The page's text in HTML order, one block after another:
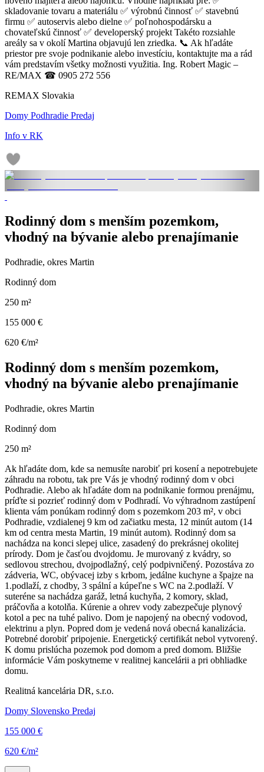
skladovanie tovaru a materiálu ✅ výrobnú činnosť ✅ stavebnú
firmu ✅ autoservis alebo dielne ✅ poľnohospodársku a
chovateľskú činnosť ✅ developerský projekt Takéto rozsiahle
areály sa v okolí Martina objavujú len zriedka. 📞 Ak hľadáte
priestor pre svoje podnikanie alebo investíciu, kontaktujte ma a rád
vám predstavím všetky možnosti využitia. Ing. Robert Magic –
RE/MAX ☎ 0905 272 556
REMAX Slovakia
Domy Podhradie Predaj
Info v RK
Rodinný dom s menším pozemkom,
vhodný na bývanie alebo prenajímanie
Podhradie, okres Martin
Rodinný dom
250 m²
155 000 €
620 €/m²
Rodinný dom s menším pozemkom,
vhodný na bývanie alebo prenajímanie
Podhradie, okres Martin
Rodinný dom
250 m²
Ak hľadáte dom, kde sa nemusíte narobiť pri kosení a nepotrebujete
záhradu na robotu, tak pre Vás je vhodný rodinný dom v obci
Podhradie. Alebo ak hľadáte dom na podnikanie formou prenájmu,
príďte si pozrieť rodinný dom v Podhradí. Vo výhradnom zastúpení
klienta vám ponúkam rodinný dom s pozemkom 203 m², v obci
Podhradie, vzdialenej 9 km od začiatku mesta, 12 minút autom (14
km od centra mesta Martin, 19 minút autom). Rodinný dom sa
nachádza na konci slepej ulice, zasadený do prekrásnej okolitej
prírody. Dom je časťou dvojdomu. Je murovaný z kvádry, so
sedlovou strechou, dvojpodlažný, celý podpivničený. Pozostáva zo
zádveria, WC, obývacej izby s krbom, jedálne kuchyne a špajze na
1.podlaží, z chodby, 3 spální a kúpeľne s WC na 2.podlaží. V
suteréne sa nachádza garáž, letná kuchyňa, 2 komory, sklad,
práčovňa a kotolňa. Kúrenie a ohrev vody zabezpečuje plynový
kotol a pec na tuhé palivo. Dom je napojený na obecný vodovod,
elektrinu a plyn. Popred dom je vedená nová obecná kanalizácia.
Potrebné dorobiť pripojenie. Energetický certifikát nebol vytvorený.
K domu prislúcha pozemok pod domom a pred domom. Bližšie
informácie Vám poskytneme v realitnej kancelárii a pri obhliadke
domu.
Realitná kancelária DR, s.r.o.
Domy Slovensko Predaj
155 000 €
620 €/m²